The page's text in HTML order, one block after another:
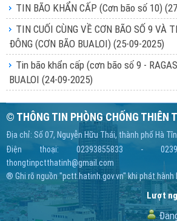
TIN BÃO KHẨN CẤP (Cơn bão số 10)
TIN CUỐI CÙNG VỀ CƠN BÃO SỐ 9 VÀ
ĐÔNG (CƠN BÃO BUALOI) (25-09-2025)
Tin bão khẩn cấp (cơn bão số 9 -
BUALOI (24-09-2025)
© THÔNG TIN PHÒNG CHỐNG THIÊN
Địa chỉ: Số 07, Nguyễn Hữu Thái, thành phố Hà
Điện thoại: 02393855833 -
thongtinpctthatinh@gmail.com
® Ghi rõ nguồn "pctt.hatinh.gov.vn" khi phát hành
Lượt